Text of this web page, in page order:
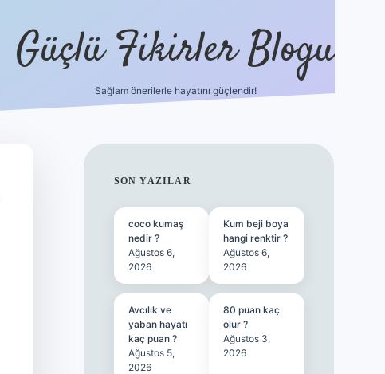
Güçlü Fikirler Blogu
Sağlam önerilerle hayatını güçlendir!
SIDEBAR
SON YAZILAR
coco kumaş
nedir ?
Ağustos 6,
2026
Kum beji boya
hangi renktir ?
Ağustos 6,
2026
Avcılık ve
yaban hayatı
kaç puan ?
Ağustos 5,
2026
80 puan kaç
olur ?
Ağustos 3,
2026
ilbet bahis sitesi